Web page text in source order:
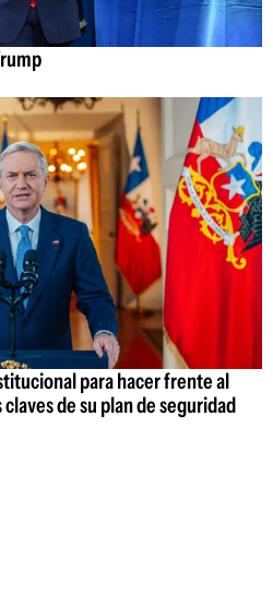
para hacer frente al
de su plan de seguridad